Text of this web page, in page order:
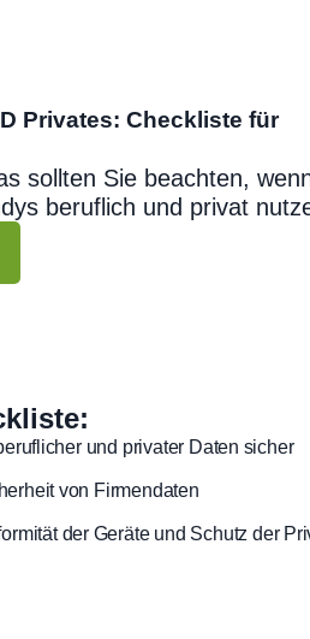
Privates: Checkliste für
sollten Sie beachten,
beruflich und privat
und privater Daten sicher
von Firmendaten
der Geräte und Schutz der